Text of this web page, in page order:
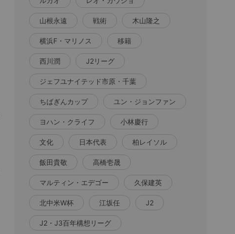
山根永遠 戦術 木山隆之
横浜F・マリノス 移籍
西川潤 J2リーグ
ジェフユナイテッド市原・千葉
ちばぎんカップ ユン・ジョンファン
ヨハン・クライフ 小林慶行
文化 日本代表 柏レイソル
飯田貴敬 高橋壱晟
マルティン・エデゴー 久保建英
北中米W杯 江坂任 J2
J2・J3百年構想リーグ